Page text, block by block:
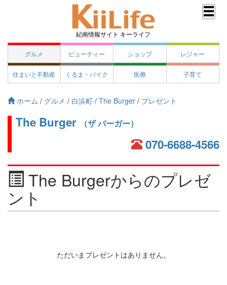
紀南情報サイト キーライフ
グルメ ビューティー ショップ レジャー
住まいと不動産 くるま・バイク 医療 子育て
ホーム / グルメ / 白浜町 / The Burger / プレゼント
The Burger （ザ バーガー）
070-6688-4566
The Burgerからのプレゼ
ント
ただいまプレゼントはありません。